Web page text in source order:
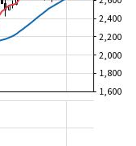
1,600
1,800
2,000
2,200
2,400